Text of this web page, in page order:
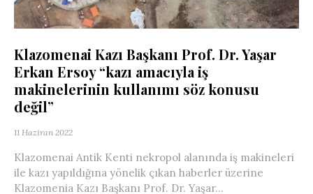
Klazomenai Kazı Başkanı Prof. Dr. Yaşar
Erkan Ersoy “kazı amacıyla iş
makinelerinin kullanımı söz konusu
değil”
11 Haziran 2022
Klazomenai Antik Kenti nekropol alanında iş makineleri
ile kazı yapıldığına yönelik çıkan haberler üzerine
Klazomenia Kazı Başkanı Prof. Dr. Yaşar...